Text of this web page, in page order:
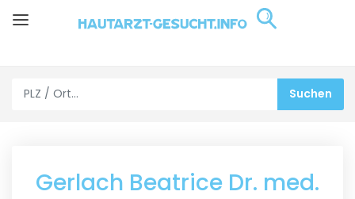
Gerlach Beatrice Dr. med.